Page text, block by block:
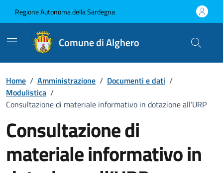
Regione Autonoma della Sardegna
Comune di Alghero
Home / Amministrazione / Documenti e dati /
Modulistica /
Consultazione di materiale informativo in dotazione all’URP
Consultazione di
materiale informativo in